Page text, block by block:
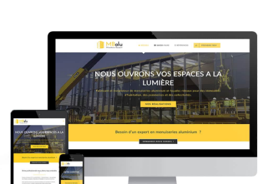
Miroiterie Bocaert MB Alu
Site internet